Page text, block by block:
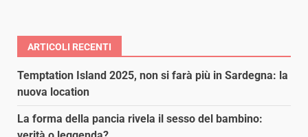
ARTICOLI RECENTI
Temptation Island 2025, non si farà più in Sardegna: la
nuova location
La forma della pancia rivela il sesso del bambino: